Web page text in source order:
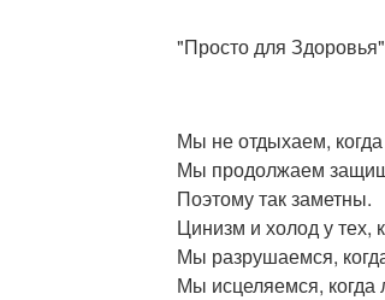
"Просто для
Мы не отдыхаем,
Мы продолжаем
Поэтому так заметны.
Цинизм и холод у тех,
Мы разрушаемся,
Мы исцеляемся,